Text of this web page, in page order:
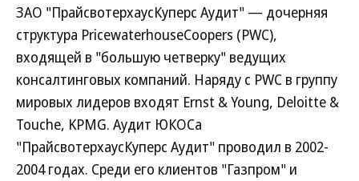
ЗАО "ПрайсвотерхаусКуперс Аудит" — дочерняя
структура PricewaterhouseCoopers (PWC),
входящей в "большую четверку" ведущих
консалтинговых компаний. Наряду с PWC в группу
мировых лидеров входят Ernst & Young, Deloitte &
Touche, KPMG. Аудит ЮКОСа
"ПрайсвотерхаусКуперс Аудит" проводил в 2002-
2004 годах. Среди его клиентов "Газпром" и